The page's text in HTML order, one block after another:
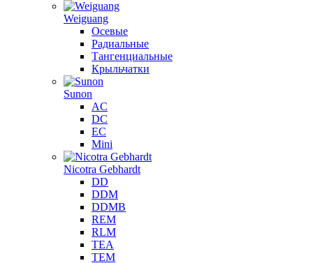
Weiguang
Осевые
Радиальные
Тангенциальные
Крыльчатки
Sunon
AC
DC
EC
Mini
Nicotra Gebhardt
DD
DDM
DDMB
REM
RLM
TEA
TEM